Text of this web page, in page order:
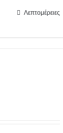
Λεπτομέρειες